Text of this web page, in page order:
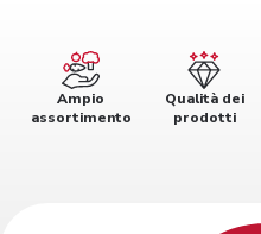
Ampio
assortimento
Qualità dei
prodotti